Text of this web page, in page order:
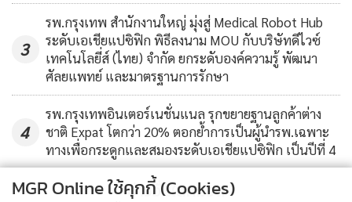
เสียงและทางเดินหายใจส่วนบน) ได้
3
รพ.กรุงเทพ สำนักงานใหญ่ มุ่งสู่ Medical Robot Hub
ระดับเอเชียแปซิฟิก พิธีลงนาม MOU กับบริษัทดีไวซ์
เทคโนโลยี่ส์ (ไทย) จำกัด ยกระดับองค์ความรู้ พัฒนา
ศัลยแพทย์ และมาตรฐานการรักษา
4
รพ.กรุงเทพอินเตอร์เนชั่นแนล รุกขยายฐานลูกค้าต่าง
ชาติ Expat โตกว่า 20% ตอกย้ำการเป็นผู้นำรพ.เฉพาะ
ทางเพื่อกระดูกและสมองระดับเอเชียแปซิฟิก เป็นปีที่ 4
ข่าวอื่นในหมวด
MGR Online ใช้คุกกี้ (Cookies)